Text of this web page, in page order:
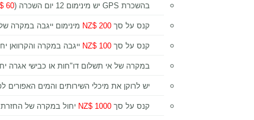
בהשכרת GPS יש מינימום 12 יום השכרה ( 60 $NZ
קנס על סך 200 $NZ מינימום ייגבה במקרה
קנס על סך 100 $NZ ייגבה במקרה והקרוואן
במקרה של אי תשלום דו"חות או כבישי אגרה
יש לרוקן את מיכלי השירותים והמים האפורים
קנס על סך 1000 $NZ יחול במקרה של